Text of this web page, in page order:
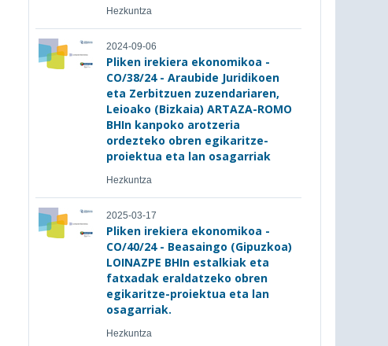
Hezkuntza
2024-09-06
Pliken irekiera ekonomikoa -
CO/38/24 - Araubide Juridikoen
eta Zerbitzuen zuzendariaren,
Leioako (Bizkaia) ARTAZA-ROMO
BHIn kanpoko arotzeria
ordezteko obren egikaritze-
proiektua eta lan osagarriak
Hezkuntza
2025-03-17
Pliken irekiera ekonomikoa -
CO/40/24 - Beasaingo (Gipuzkoa)
LOINAZPE BHIn estalkiak eta
fatxadak eraldatzeko obren
egikaritze-proiektua eta lan
osagarriak.
Hezkuntza